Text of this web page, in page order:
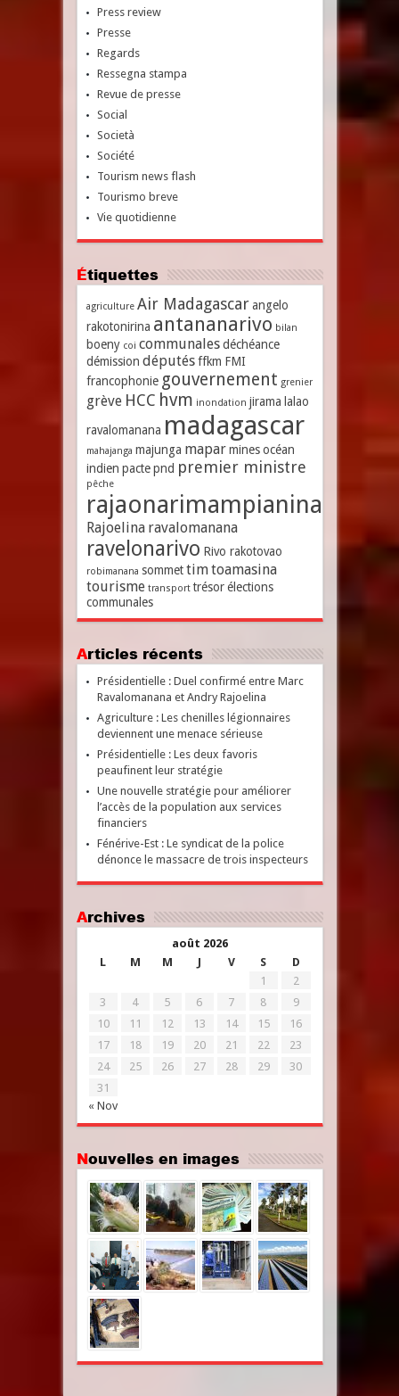
Press review
Presse
Regards
Ressegna stampa
Revue de presse
Social
Società
Société
Tourism news flash
Tourismo breve
Vie quotidienne
Étiquettes
agriculture Air Madagascar angelo
rakotonirina antananarivo bilan
boeny coi communales déchéance
démission députés ffkm FMI
francophonie gouvernement grenier
grève HCC hvm inondation jirama lalao
ravalomanana madagascar
mahajanga majunga mapar mines océan
indien pacte pnd premier ministre
pêche
rajaonarimampianina
Rajoelina ravalomanana
ravelonarivo Rivo rakotovao
robimanana sommet timtoamasina
tourisme transport trésor élections
communales
Articles récents
Présidentielle : Duel confirmé entre Marc
Ravalomanana et Andry Rajoelina
Agriculture : Les chenilles légionnaires
deviennent une menace sérieuse
Présidentielle : Les deux favoris
peaufinent leur stratégie
Une nouvelle stratégie pour améliorer
l’accès de la population aux services
financiers
Fénérive-Est : Le syndicat de la police
dénonce le massacre de trois inspecteurs
Archives
août 2026
L
M M J V S D
« Nov
1
2
3
4 5 6 7 8
9
10
11 12 13 14 15
16
17
18 19 20 21 22
23
24
25 26 27 28 29
30
31
Nouvelles en images